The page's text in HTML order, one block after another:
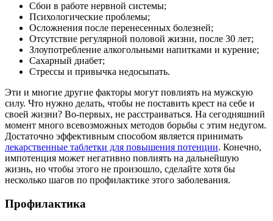
Сбои в работе нервной системы;
Психологические проблемы;
Осложнения после перенесенных болезней;
Отсутствие регулярной половой жизни, после 30 лет;
Злоупотребление алкогольными напитками и курение;
Сахарный диабет;
Стрессы и привычка недосыпать.
Эти и многие другие факторы могут повлиять на мужскую
силу. Что нужно делать, чтобы не поставить крест на себе и
своей жизни? Во-первых, не расстраиваться. На сегодняшний
момент много всевозможных методов борьбы с этим недугом.
Достаточно эффективным способом является принимать
лекарственные таблетки для повышения потенции. Конечно,
импотенция может негативно повлиять на дальнейшую
жизнь, но чтобы этого не произошло, сделайте хотя бы
несколько шагов по профилактике этого заболевания.
Профилактика